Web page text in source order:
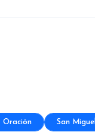
Oración San Miguel